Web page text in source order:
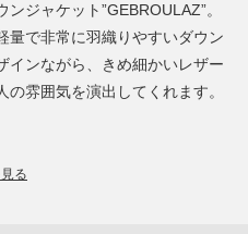
ジャケット”GEBROULAZ”。
量で非常に羽織りやすいダウン
インながら、きめ細かいレザー
雰囲気を演出してくれます。
る